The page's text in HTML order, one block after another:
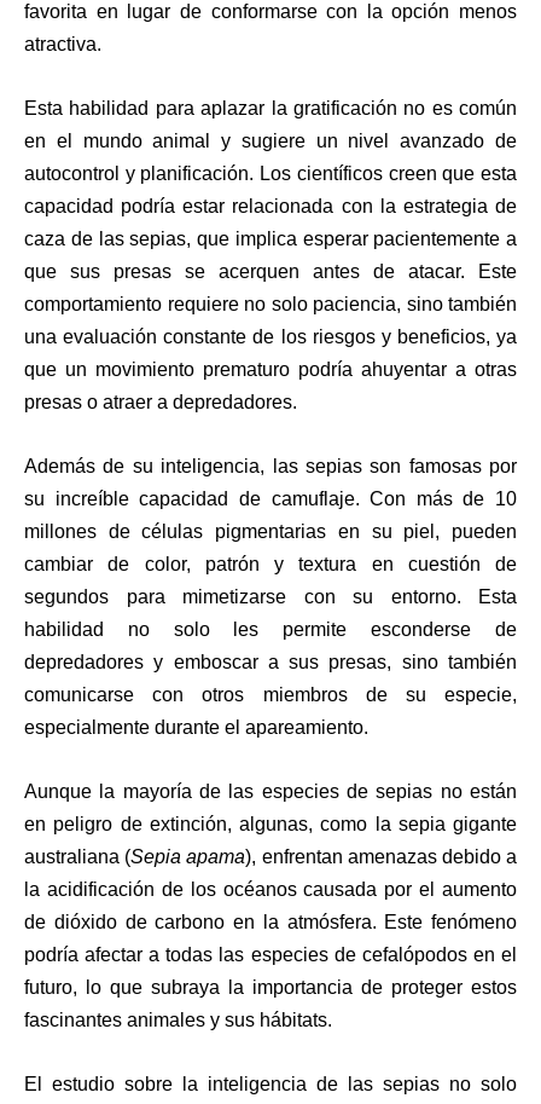
favorita en lugar de conformarse con la opción menos
atractiva.
Esta habilidad para aplazar la gratificación no es común
en el mundo animal y sugiere un nivel avanzado de
autocontrol y planificación. Los científicos creen que esta
capacidad podría estar relacionada con la estrategia de
caza de las sepias, que implica esperar pacientemente a
que sus presas se acerquen antes de atacar. Este
comportamiento requiere no solo paciencia, sino también
una evaluación constante de los riesgos y beneficios, ya
que un movimiento prematuro podría ahuyentar a otras
presas o atraer a depredadores.
Además de su inteligencia, las sepias son famosas por
su increíble capacidad de camuflaje. Con más de 10
millones de células pigmentarias en su piel, pueden
cambiar de color, patrón y textura en cuestión de
segundos para mimetizarse con su entorno. Esta
habilidad no solo les permite esconderse de
depredadores y emboscar a sus presas, sino también
comunicarse con otros miembros de su especie,
especialmente durante el apareamiento.
Aunque la mayoría de las especies de sepias no están
en peligro de extinción, algunas, como la sepia gigante
australiana (Sepia apama), enfrentan amenazas debido a
la acidificación de los océanos causada por el aumento
de dióxido de carbono en la atmósfera. Este fenómeno
podría afectar a todas las especies de cefalópodos en el
futuro, lo que subraya la importancia de proteger estos
fascinantes animales y sus hábitats.
El estudio sobre la inteligencia de las sepias no solo